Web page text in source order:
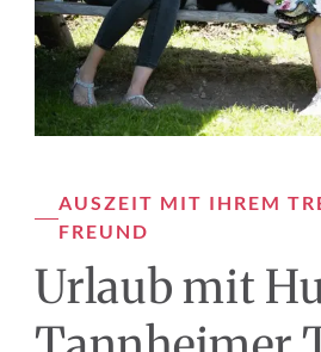
AUSZEIT MIT IHREM
FREUND
Urlaub mit